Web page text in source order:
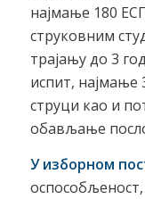
најмање 180
струковним
трајању до 3
испит, најмање
струци као и
обављање
У изборном